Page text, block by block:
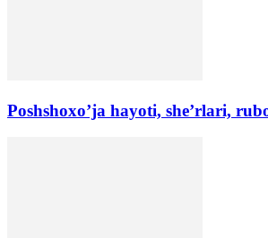
Poshshoxo’ja hayoti, she’rlari,